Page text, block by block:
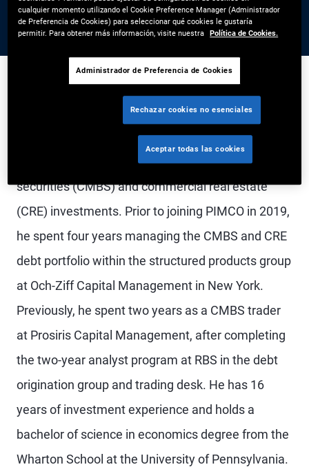
Mr. Tuten is an executive vice president and
portfolio manager in the Newport Beach office,
focusing on commercial mortgage-backed
securities (CMBS) and commercial real estate
(CRE) investments. Prior to joining PIMCO in 2019,
he spent four years managing the CMBS and CRE
debt portfolio within the structured products group
at Och-Ziff Capital Management in New York.
Previously, he spent two years as a CMBS trader
at Prosiris Capital Management, after completing
the two-year analyst program at RBS in the debt
origination group and trading desk. He has 16
years of investment experience and holds a
bachelor of science in economics degree from the
Wharton School at the University of Pennsylvania.
cualquier momento utilizando el Cookie Preference Manager (Administrador
de Preferencia de Cookies) para seleccionar qué cookies le gustaría
permitir. Para obtener más información, visite nuestra Política de Cookies.
Administrador de Preferencia de Cookies
Rechazar cookies no esenciales
Aceptar todas las cookies